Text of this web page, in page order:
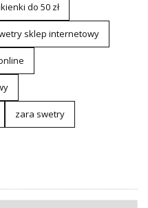
do 50 zł
sklep internetowy
zara swetry